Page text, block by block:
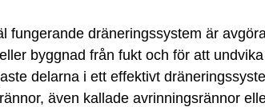
fungerande dräneringssystem är
byggnad från fukt och för att
delarna i ett effektivt
även kallade avrinningsrännor